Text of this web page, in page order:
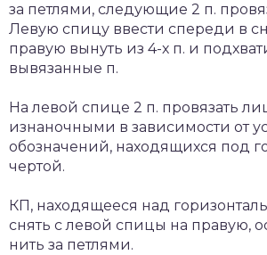
за петлями, следующие 2 п.
Левую спицу ввести спереди в
правую вынуть из 4-х п. и
вывязанные п.
На левой спице 2 п. провязать
изнаночными в зависимости от
обозначений, находящихся под
чертой.
КП, находящееся над
снять с левой спицы на правую,
нить за петлями.